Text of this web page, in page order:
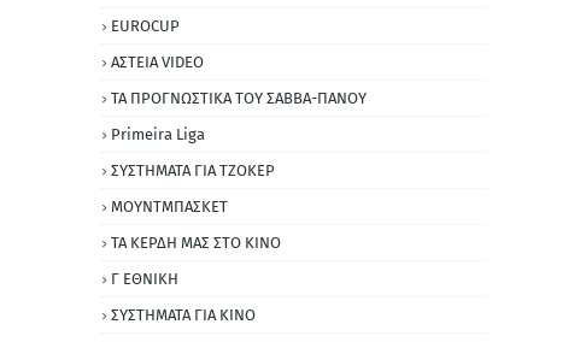
EUROCUP
ΑΣΤΕΙΑ VIDEO
ΤΑ ΠΡΟΓΝΩΣΤΙΚΑ ΤΟΥ ΣΑΒΒΑ-ΠΑΝΟΥ
Primeira Liga
ΣΥΣΤΗΜΑΤΑ ΓΙΑ ΤΖΟΚΕΡ
ΜΟΥΝΤΜΠΑΣΚΕΤ
ΤΑ ΚΕΡΔΗ ΜΑΣ ΣΤΟ ΚΙΝΟ
Γ ΕΘΝΙΚΗ
ΣΥΣΤΗΜΑΤΑ ΓΙΑ ΚΙΝΟ